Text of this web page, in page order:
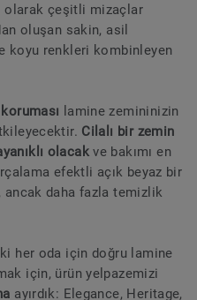
olarak çeşitli mizaçlar
oluşan sakin, asil
koyu renkleri kombinleyen
lamine zemininizin
Cilalı bir zemin
olacakve bakımı en
efektli açık beyaz bir
ancak daha fazla temizlik
her oda için doğru lamine
için, ürün yelpazemizi
ayırdık: Elegance, Heritage,